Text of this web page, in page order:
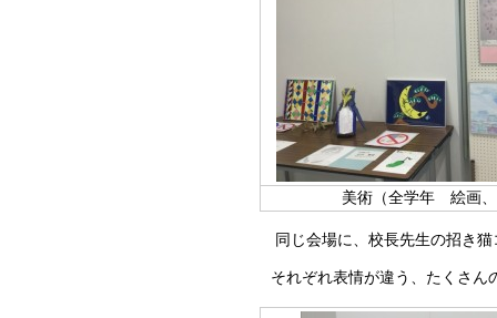
美術（全学年 絵画
同じ会場に、校長先生の招き
それぞれ表情が違う、たくさん